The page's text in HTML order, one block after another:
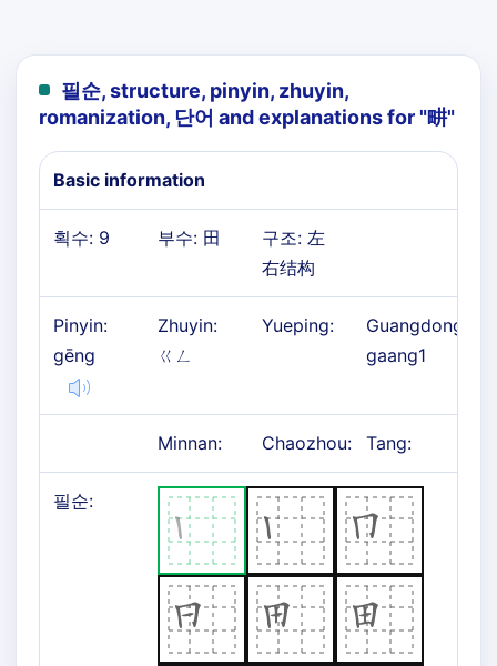
필순, structure, pinyin, zhuyin,
romanization, 단어 and explanations for "畊"
Basic information
획수: 9 부수: 田
구조: 左
右结构
Pinyin:
gēng
Zhuyin:
ㄍㄥ
Yueping:
Guangdong:
gaang1
Minnan: Chaozhou: Tang:
필순: